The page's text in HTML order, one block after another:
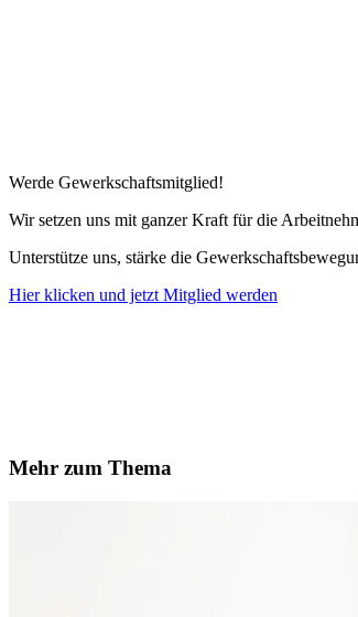
Werde Gewerkschaftsmitglied!
Wir setzen uns mit ganzer Kraft für die
Unterstütze uns, stärke die
Hier klicken und jetzt Mitglied werden
Mehr zum Thema